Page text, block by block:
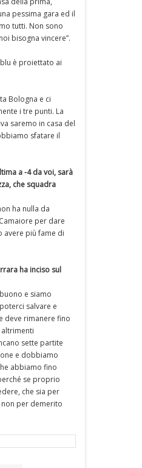
pessima gara ed il
tutti. Non sono
bisogna vincere”.
è proiettato ai
Bologna e ci
i tre punti. La
saremo in casa del
sfatare il
a -4 da voi, sarà
che squadra
ha nulla da
per dare
avere più fame di
ha inciso sul
e siamo
salvare e
deve rimanere fino
altrimenti
sette partite
e dobbiamo
abbiamo fino
se proprio
che sia per
per demerito